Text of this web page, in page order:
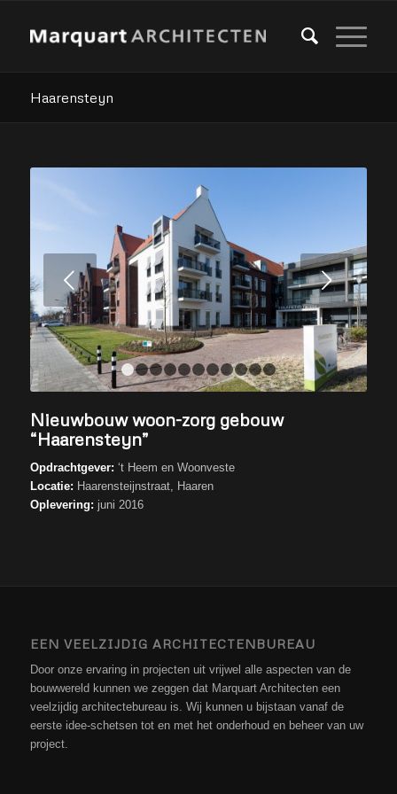
Haarensteyn
Volgende
1 2 3 4 5 6 7 8 9 1011
Nieuwbouw woon-zorg gebouw
“Haarensteyn”
Opdrachtgever: ‘t Heem en Woonveste
Locatie: Haarensteijnstraat, Haaren
Oplevering: juni 2016
EEN VEELZIJDIG ARCHITECTENBUREAU
Door onze ervaring in projecten uit vrijwel alle aspecten van de
bouwwereld kunnen we zeggen dat Marquart Architecten een
veelzijdig architectebureau is. Wij kunnen u bijstaan vanaf de
eerste idee-schetsen tot en met het onderhoud en beheer van uw
project.